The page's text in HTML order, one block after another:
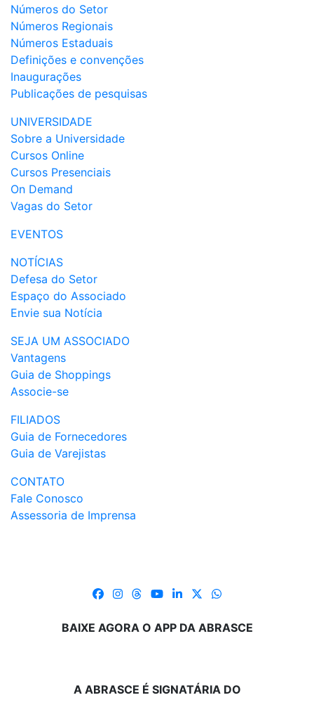
Números do Setor
Números Regionais
Números Estaduais
Definições e convenções
Inaugurações
Publicações de pesquisas
UNIVERSIDADE
Sobre a Universidade
Cursos Online
Cursos Presenciais
On Demand
Vagas do Setor
EVENTOS
NOTÍCIAS
Defesa do Setor
Espaço do Associado
Envie sua Notícia
SEJA UM ASSOCIADO
Vantagens
Guia de Shoppings
Associe-se
FILIADOS
Guia de Fornecedores
Guia de Varejistas
CONTATO
Fale Conosco
Assessoria de Imprensa
BAIXE AGORA O APP DA ABRASCE
A ABRASCE É SIGNATÁRIA DO